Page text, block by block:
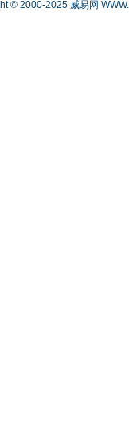
© 2000-2025 威易网 WWW.